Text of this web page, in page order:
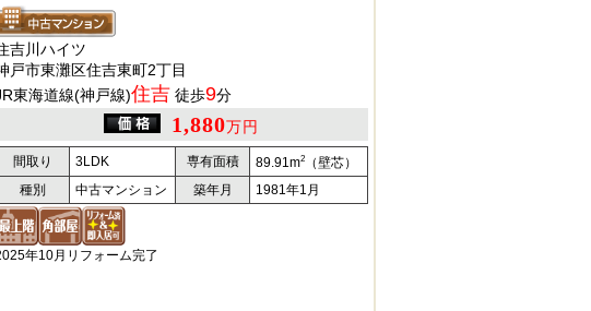
吉川ハイツ
戸市東灘区住吉東町2丁目
東海道線(神戸線)住吉 徒歩9分
1,880万円
間取り 3LDK 専有面積 89.91m2
（壁芯）
種別
中古マンション 築年月 1981年1月
年10月リフォーム完了